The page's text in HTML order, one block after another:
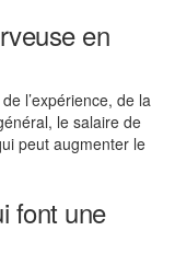
en
l’expérience, de la
le salaire de
peut augmenter le
font une